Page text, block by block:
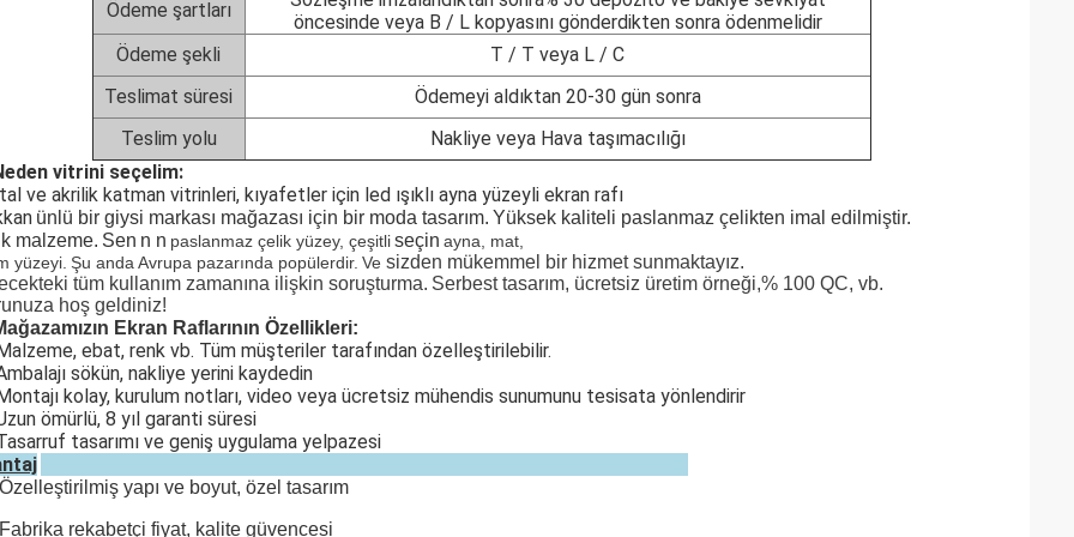
Ödeme şartları
öncesinde veya B / L kopyasını gönderdikten sonra ödenmelidir
Ödeme şekli
T / T veya L / C
Teslimat süresi
Ödemeyi aldıktan 20-30 gün sonra
Teslim yolu
Nakliye veya Hava taşımacılığı
vitrini seçelim:
ve akrilik katman vitrinleri, kıyafetler için led ışıklı ayna yüzeyli ekran rafı
ünlü bir giysi markası mağazası için bir moda tasarım. Yüksek kaliteli paslanmaz çelikten imal edilmiştir.
malzeme. Sen n n paslanmaz çelik yüzey, çeşitliseçin ayna, mat,
yüzeyi. Şu anda Avrupa pazarında popülerdir. Ve sizden mükemmel bir hizmet sunmaktayız.
tüm kullanım zamanına ilişkin soruşturma. Serbest tasarım, ücretsiz üretim örneği,% 100 QC, vb.
hoş geldiniz!
Ekran Raflarının Özellikleri:
ebat, renk vb. Tüm müşteriler tarafından özelleştirilebilir.
sökün, nakliye yerini kaydedin
kolay, kurulum notları, video veya ücretsiz mühendis sunumunu tesisata yönlendirir
ömürlü, 8 yıl garanti süresi
tasarımı ve geniş uygulama yelpazesi
yapı ve boyut, özel tasarım
rekabetçi fiyat, kalite güvencesi